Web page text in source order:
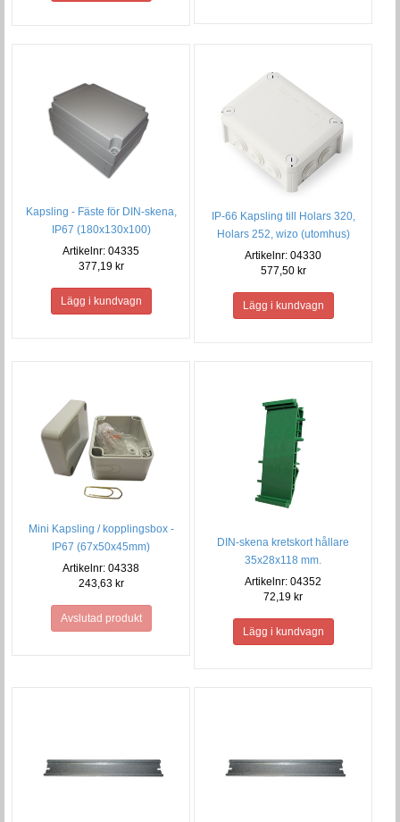
Kapsling - Fäste för DIN-skena,
IP67 (180x130x100)
Artikelnr: 04335
377,19 kr
IP-66 Kapsling till Holars 320,
Holars 252, wizo (utomhus)
Artikelnr: 04330
577,50 kr
Mini Kapsling / kopplingsbox -
IP67 (67x50x45mm)
Artikelnr: 04338
243,63 kr
Avslutad produkt
DIN-skena kretskort hållare
35x28x118 mm.
Artikelnr: 04352
72,19 kr